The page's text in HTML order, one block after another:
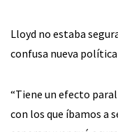
Lloyd no estaba
confusa nueva
“Tiene un efecto
con los que íbamos a